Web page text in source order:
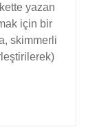
yazan
için bir
skimmerli